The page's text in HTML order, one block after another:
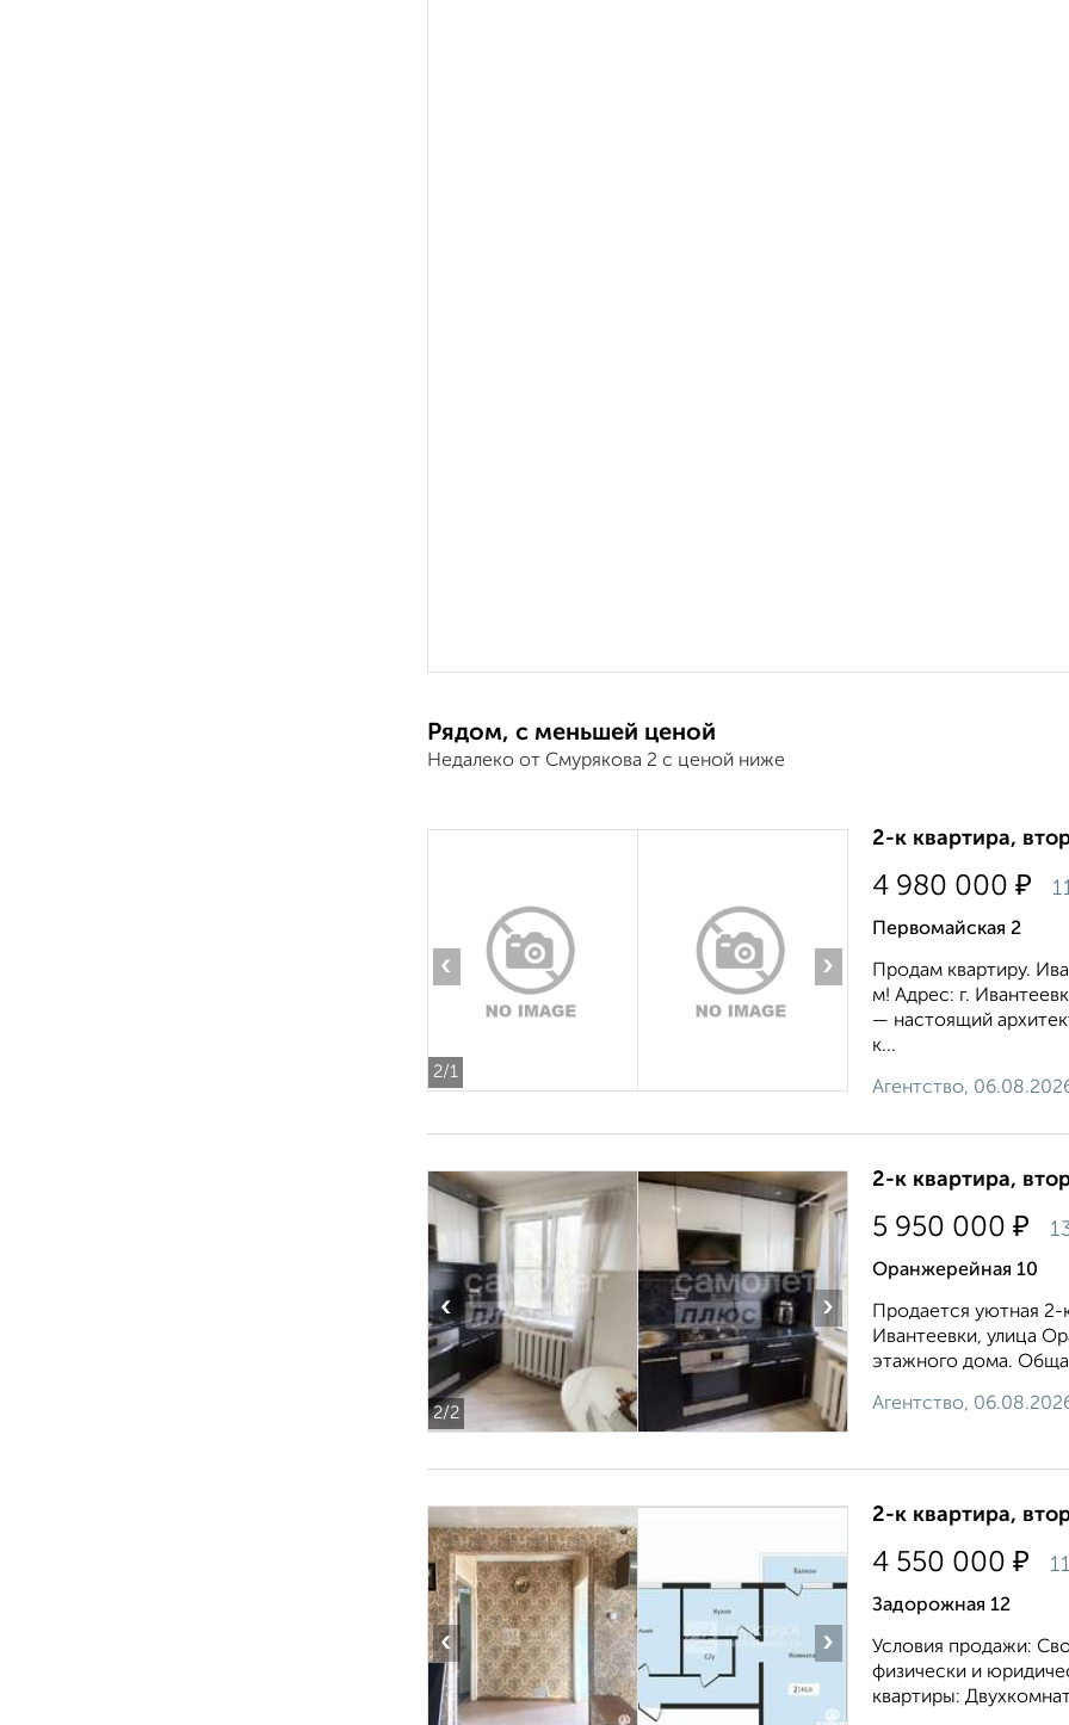
Рядом, с меньшей ценой
Недалеко от Смурякова 2 с ценой ниже
2/1
‹ ›
2-к квартира,
4 980 000 ₽
Первомайская 2
Продам квартиру.
м! Адрес: г.
— настоящий
к...
Агентство,
2/2
‹ ›
2-к квартира,
5 950 000 ₽
Оранжерейная 10
Продается уютная 2-
Ивантеевки, улица
этажного дома.
Агентство,
‹ ›
2-к квартира,
4 550 000 ₽
Задорожная 12
Условия продажи:
физически и
квартиры: